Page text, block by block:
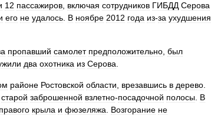
12 пассажиров включая сотрудников ГИБДД Серова
его не удалось В ноябре 2012 года из-за ухудшения
пропавший самолет предположительно был
два охотника из Серова
районе Ростовской области врезавшись в дерево
старой заброшенной взлетно-посадочной полосы В
правого крыла и фюзеляжа Возгорание не